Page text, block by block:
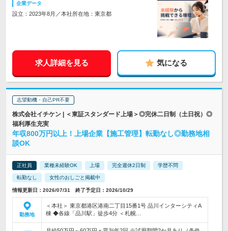
企業データ
設立：2023年8月／本社所在地：東京都
求人詳細を見る 気になる
志望動機・自己PR不要
株式会社イチケン | ＜東証スタンダード上場＞◎完休二日制（土日祝）◎
福利厚生充実
年収800万円以上！上場企業【施工管理】転勤なし◎勤務地相
談OK
正社員 業種未経験OK 上場 完全週休2日制 学歴不問
転勤なし 女性のおしごと掲載中
情報更新日：2026/07/31 終了予定日：2026/10/29
勤務地
＜本社＞ 東京都港区港南二丁目15番1号 品川インターシティA
棟 ◆各線「品川駅」徒歩4分 ＜札幌…